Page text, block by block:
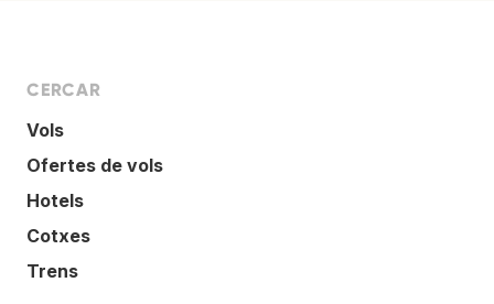
CERCAR
Vols
Ofertes de vols
Hotels
Cotxes
Trens